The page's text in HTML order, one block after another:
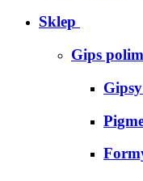
Sklep
Gips